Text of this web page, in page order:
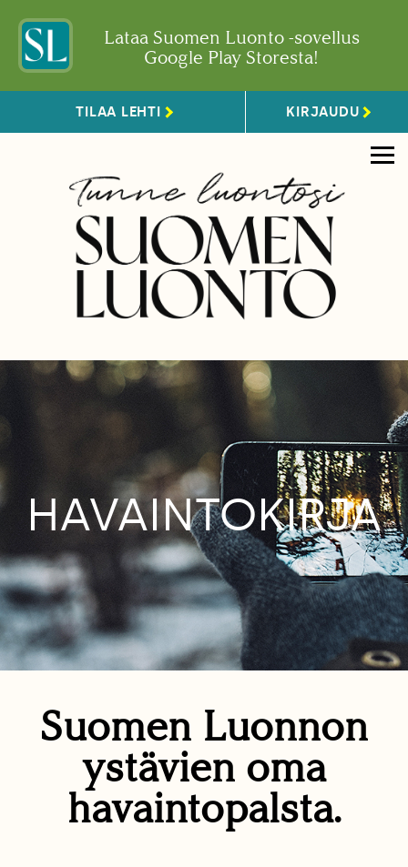
Lataa Suomen Luonto -sovellus
Google Play Storesta!
TILAA LEHTI KIRJAUDU
HAVAINTOKIRJA
Suomen Luonnon
ystävien oma
havaintopalsta.